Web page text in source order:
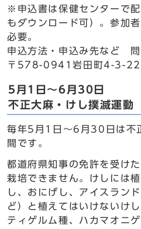
※申込書は保健センターで
もダウンロード可）。参加
必要。
申込方法・申込み先など 問
〒578-0941岩田町4-3-
5月1日～6月30日
不正大麻・けし撲滅運動
毎年5月1日～6月30日は不
間です。
都道府県知事の免許を受け
栽培できません。けしには
し、おにげし、アイスラン
ど）と植えてはいけないけ
ティゲルム種、ハカマオニ